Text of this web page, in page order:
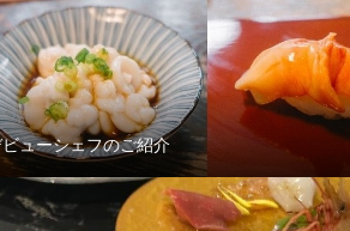
ューシェフのご紹介